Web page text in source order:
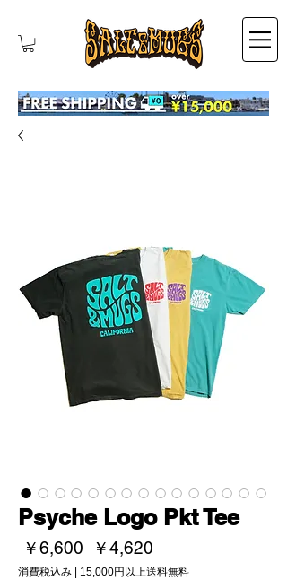
Psyche Logo Pkt Tee
￥6,600 通
常
￥4,620
ー
消費税込み 15,000円以上送料無料